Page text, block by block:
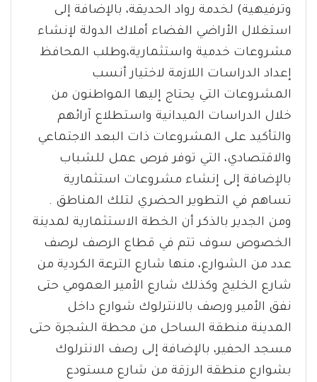
وترفيهية) لخدمة رواد الحديقة، بالإضافة إلى
استغلال الأراضي الفضاء أملاك الدولة لإنشاء
مشروعات خدمية واستثمارية،وطلب المحافظ
إعداد الدراسات اللازمة لاختيار أنسب
المشروعات التي يحتاج إليها المواطنون من
خلال الدراسات الميدانية واستطلاع آرائهم
والتأكيد على المشروعات ذات البعد الاجتماعي
والاقتصادي، التي توفر فرص عمل للشباب
بالإضافة إلى إنشاء مشروعات استثمارية
تساهم في التطوير الحضري لتلك المناطق .
ومن الجدير بالذكر أن الخطة الاستثمارية لمدينة
الخصوص سوف تتم في قطاع الرصف لرصف
عدد من الشوارع، منها شارع الترعة الكردية من
شارع الخليج وكذلك شارع الأمير العمومي حتى
نفق الأمير ورصف بالانترلوك شوارع داخل
المدينة منطقة الساحل من محطة الشجرة حتى
مسجد الحفير، بالإضافة إلى رصف الانترلوك
بشوارع منطقة الرزقة من شارع مستودع